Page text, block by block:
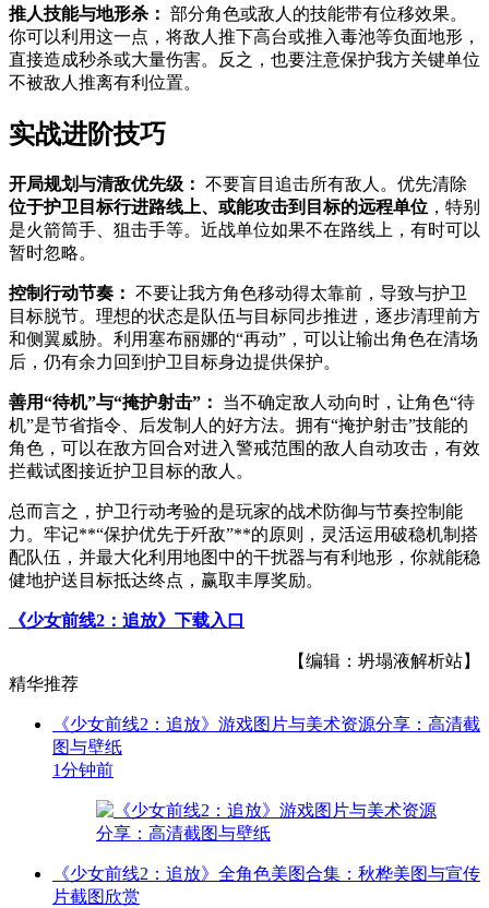
推人技能与地形杀： 部分角色或敌人的技能带有位移效果。
你可以利用这一点，将敌人推下高台或推入毒池等负面地形，
直接造成秒杀或大量伤害。反之，也要注意保护我方关键单位
不被敌人推离有利位置。
实战进阶技巧
开局规划与清敌优先级： 不要盲目追击所有敌人。优先清除
位于护卫目标行进路线上、或能攻击到目标的远程单位 ，特别
是火箭筒手、狙击手等。近战单位如果不在路线上，有时可以
暂时忽略。
控制行动节奏： 不要让我方角色移动得太靠前，导致与护卫
目标脱节。理想的状态是队伍与目标同步推进，逐步清理前方
和侧翼威胁。利用塞布丽娜的“再动”，可以让输出角色在清场
后，仍有余力回到护卫目标身边提供保护。
善用“待机”与“掩护射击”：
当不确定敌人动向时，让角色“待
机”是节省指令、后发制人的好方法。拥有“掩护射击”技能的
角色，可以在敌方回合对进入警戒范围的敌人自动攻击，有效
拦截试图接近护卫目标的敌人。
总而言之，护卫行动考验的是玩家的战术防御与节奏控制能
力。牢记**“保护优先于歼敌”**的原则，灵活运用破稳机制搭
配队伍，并最大化利用地图中的干扰器与有利地形，你就能稳
健地护送目标抵达终点，赢取丰厚奖励。
《少女前线2：追放》下载入口
【编辑：坍塌液解析站】
精华推荐
《少女前线2：追放》游戏图片与美术资源分享：高清截
图与壁纸
1分钟前
《少女前线2：追放》全角色美图合集：秋桦美图与宣传
片截图欣赏